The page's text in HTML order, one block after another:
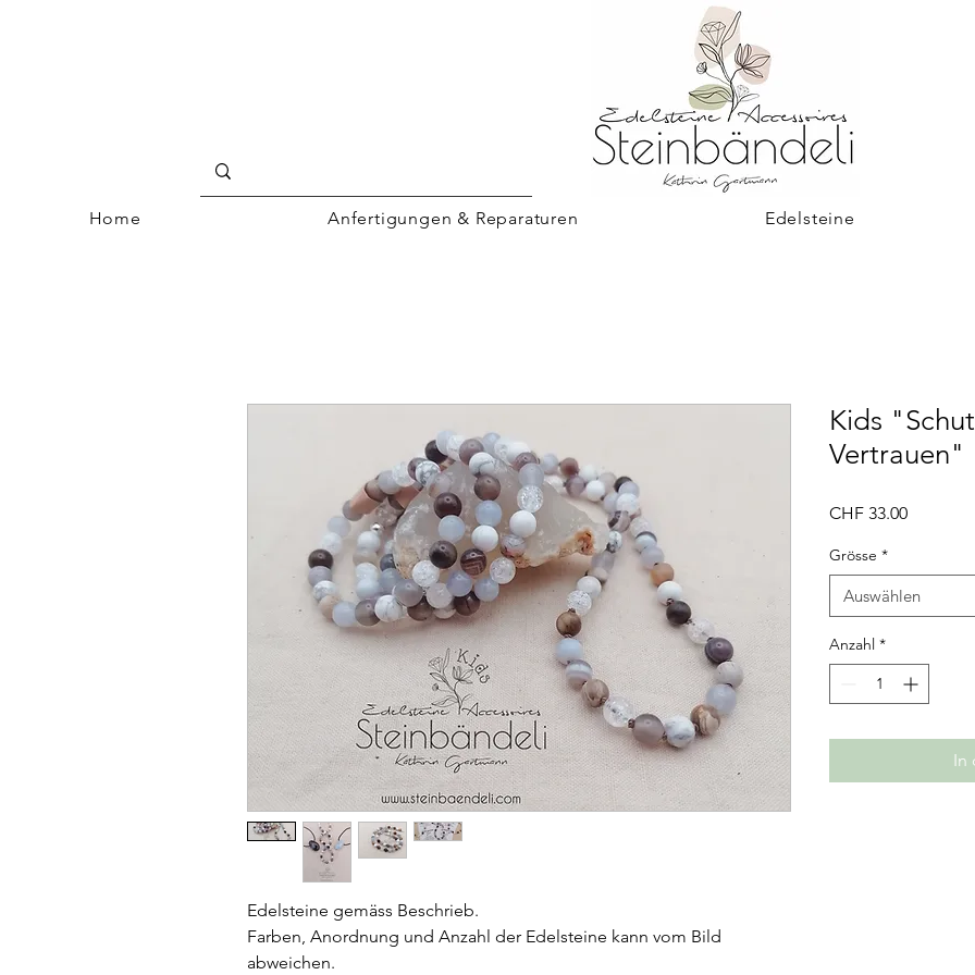
Home Anfertigungen & Reparaturen Edelsteine
Edelsteine gemäss Beschrieb.
Farben, Anordnung und Anzahl der Edelsteine kann vom Bild
abweichen.
Kids
Vertrauen"
CHF 33.00Preis
Grösse *
Auswählen
Anzahl *
In